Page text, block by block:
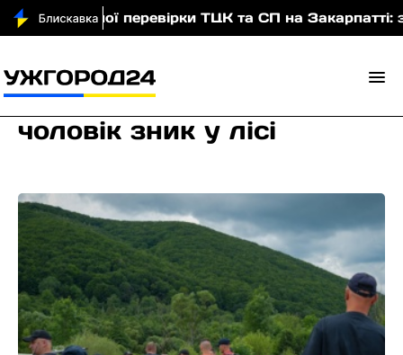
перевірки ТЦК та СП на Закарпатті:
чоловік зник у лісі